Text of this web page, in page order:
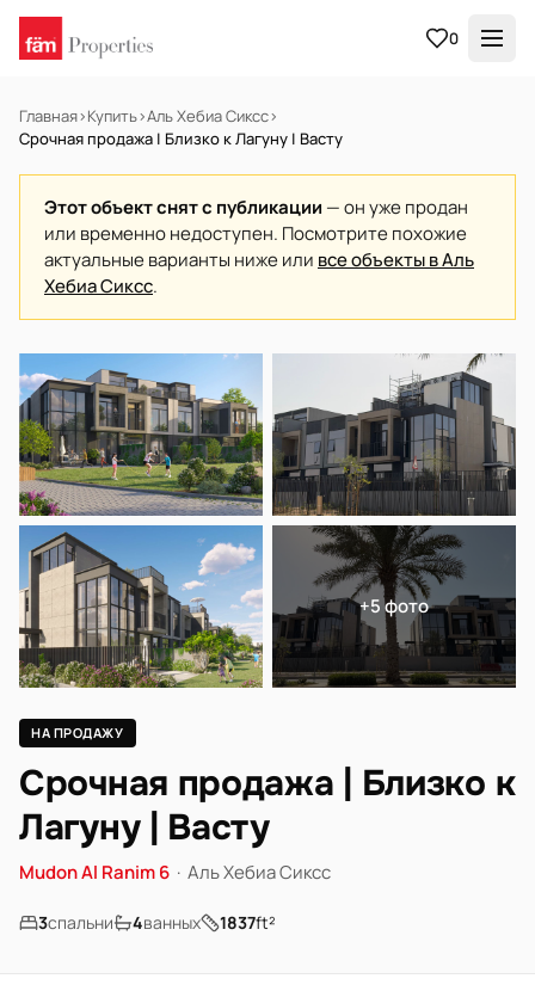
0
Главная›Купить›Аль Хебиа Сиксс›
Срочная продажа | Близко к Лагуну | Васту
Этот объект снят с публикации — он уже продан
или временно недоступен. Посмотрите похожие
актуальные варианты ниже или все объекты в Аль
Хебиа Сиксс.
НА ПРОДАЖУ
+5 фото
НА ПРОДАЖУ
Срочная продажа | Близко к
Лагуну | Васту
Mudon Al Ranim 6 · Аль Хебиа Сиксс
3спальни 4ванных 1837ft²